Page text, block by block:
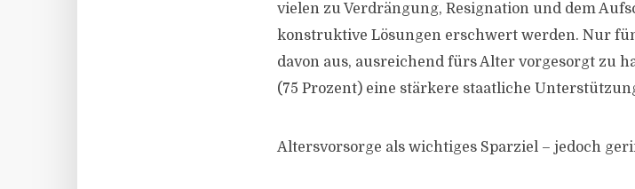
vielen zu Verdrängung, Resignation und dem
konstruktive Lösungen erschwert werden. Nur
davon aus, ausreichend fürs Alter vorgesorgt zu
(75 Prozent) eine stärkere staatliche
Altersvorsorge als wichtiges Sparziel – jedoch